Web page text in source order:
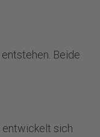
entstehen. Beide
entwickelt sich